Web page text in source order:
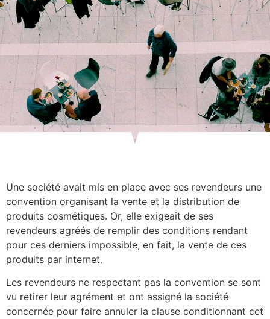
Une société avait mis en place avec ses revendeurs une
convention organisant la vente et la distribution de
produits cosmétiques. Or, elle exigeait de ses
revendeurs agréés de remplir des conditions rendant
pour ces derniers impossible, en fait, la vente de ces
produits par internet.
Les revendeurs ne respectant pas la convention se sont
vu retirer leur agrément et ont assigné la société
concernée pour faire annuler la clause conditionnant cet